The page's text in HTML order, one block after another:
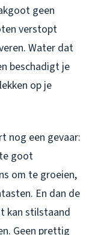
geen
verstopt
Water dat
beschadigt je
op je
nog een gevaar:
goot
om te groeien,
En dan de
kan stilstaand
Geen prettig